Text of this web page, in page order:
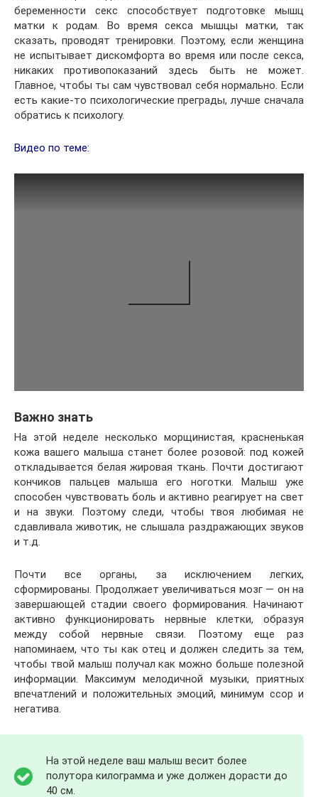
беременности секс способствует подготовке мышц
матки к родам. Во время секса мышцы матки, так
сказать, проводят тренировки. Поэтому, если женщина
не испытывает дискомфорта во время или после секса,
никаких противопоказаний здесь быть не может.
Главное, чтобы ты сам чувствовал себя нормально. Если
есть какие-то психологические преграды, лучше сначала
обратись к психологу.
Видео по теме:
Важно знать
На этой неделе несколько морщинистая, красненькая
кожа вашего малыша станет более розовой: под кожей
откладывается белая жировая ткань. Почти достигают
кончиков пальцев малыша его ноготки. Малыш уже
способен чувствовать боль и активно реагирует на свет
и на звуки. Поэтому следи, чтобы твоя любимая не
сдавливала животик, не слышала раздражающих звуков
и т.д.
Почти все органы, за исключением легких,
сформированы. Продолжает увеличиваться мозг — он на
завершающей стадии своего формирования. Начинают
активно функционировать нервные клетки, образуя
между собой нервные связи. Поэтому еще раз
напоминаем, что ты как отец и должен следить за тем,
чтобы твой малыш получал как можно больше полезной
информации. Максимум мелодичной музыки, приятных
впечатлений и положительных эмоций, минимум ссор и
негатива.
На этой неделе ваш малыш весит более
полутора килограмма и уже должен дорасти до
40 см.